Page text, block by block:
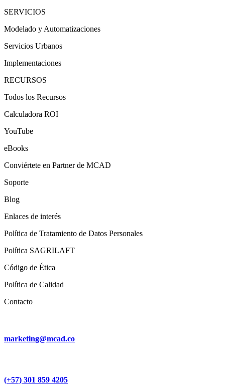
SERVICIOS
Modelado y Automatizaciones
Servicios Urbanos
Implementaciones
RECURSOS
Todos los Recursos
Calculadora ROI
YouTube
eBooks
Conviértete en Partner de MCAD
Soporte
Blog
Enlaces de interés
Política de Tratamiento de Datos Personales
Política SAGRILAFT
Código de Ética
Política de Calidad
Contacto
marketing@mcad.co
(+57) 301 859 4205